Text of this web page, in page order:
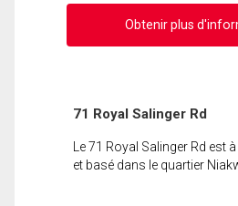
Obtenir plus
71 Royal Salinger Rd
Le 71 Royal Salinger Rd est
et basé dans le quartier